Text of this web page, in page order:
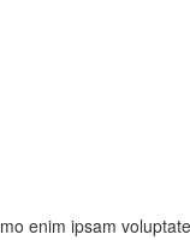
enim ipsam